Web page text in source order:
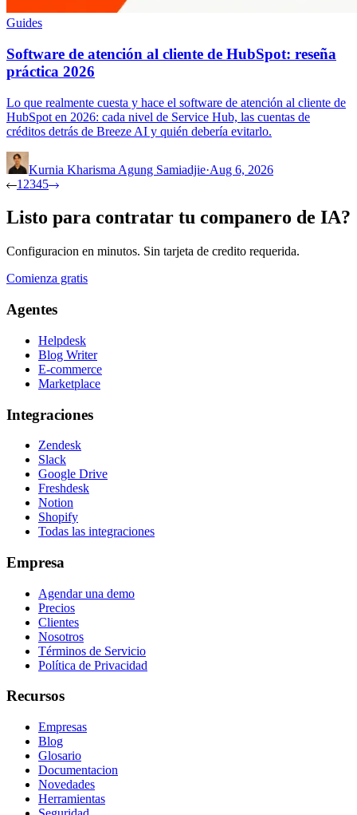
Guides
Software de atención al cliente de HubSpot: reseña
práctica 2026
Lo que realmente cuesta y hace el software de atención al cliente de
HubSpot en 2026: cada nivel de Service Hub, las cuentas de
créditos detrás de Breeze AI y quién debería evitarlo.
Kurnia Kharisma Agung Samiadjie·Aug 6, 2026
1 2345
Listo para contratar tu companero de IA?
Configuracion en minutos. Sin tarjeta de credito requerida.
Comienza gratis
Agentes
Helpdesk
Blog Writer
E-commerce
Marketplace
Integraciones
Zendesk
Slack
Google Drive
Freshdesk
Notion
Shopify
Todas las integraciones
Empresa
Agendar una demo
Precios
Clientes
Nosotros
Términos de Servicio
Política de Privacidad
Recursos
Empresas
Blog
Glosario
Documentacion
Novedades
Herramientas